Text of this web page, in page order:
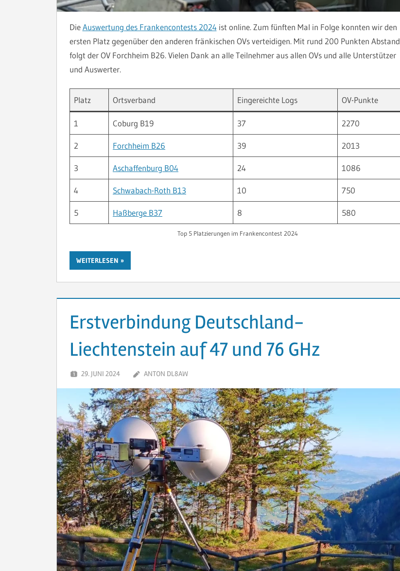
DieAuswertung des Frankencontests 2024ist online. Zum fünften Mal in Folge konnten wir den
ersten Platz gegenüber den anderen fränkischen OVs verteidigen. Mit rund 200 Punkten Abstand
folgt der OV Forchheim B26. Vielen Dank an alle Teilnehmer aus allen OVs und alle Unterstützer
und Auswerter.
Platz Ortsverband Eingereichte Logs OV-Punkte
1 Coburg B19 37 2270
2 Forchheim B26 39 2013
3 Aschaffenburg B04 24 1086
4 Schwabach-Roth B13 10 750
5 Haßberge B37 8 580
Top 5 Platzierungen im Frankencontest 2024
WEITERLESEN
Erstverbindung Deutschland-
Liechtenstein auf 47 und 76 GHz
29. JUNI 2024 ANTON DL8AW